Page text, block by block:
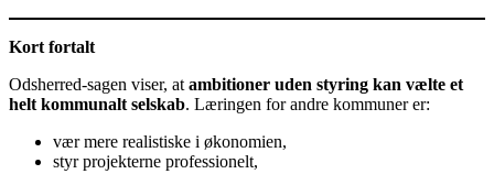
Kort fortalt
Odsherred-sagen viser, at ambitioner uden styring kan vælte et
helt kommunalt selskab. Læringen for andre kommuner er:
vær mere realistiske i økonomien,
styr projekterne professionelt,